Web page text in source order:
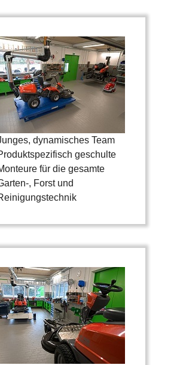
dynamisches Team
geschulte
für die gesamte
, Forst und